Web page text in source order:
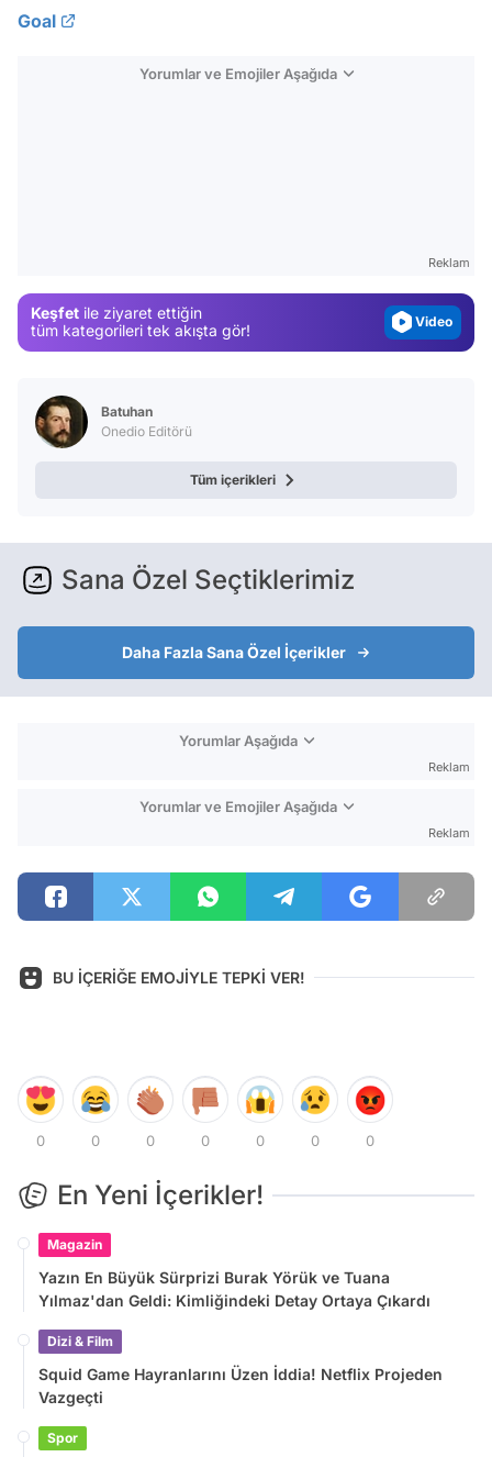
Goal
Yorumlar ve Emojiler Aşağıda
Reklam
Keşfet ile ziyaret ettiğin
tüm kategorileri tek akışta gör!
Video
Batuhan
Onedio Editörü
Tüm içerikleri
Sana Özel Seçtiklerimiz
Daha Fazla Sana Özel İçerikler
Yorumlar Aşağıda
Reklam
Yorumlar ve Emojiler Aşağıda
Reklam
BU İÇERİĞE EMOJİYLE TEPKİ VER!
0 0 0 0 0 0 0
En Yeni İçerikler!
Magazin
Yazın En Büyük Sürprizi Burak Yörük ve Tuana
Yılmaz'dan Geldi: Kimliğindeki Detay Ortaya Çıkardı
Dizi & Film
Squid Game Hayranlarını Üzen İddia! Netflix Projeden
Vazgeçti
Spor